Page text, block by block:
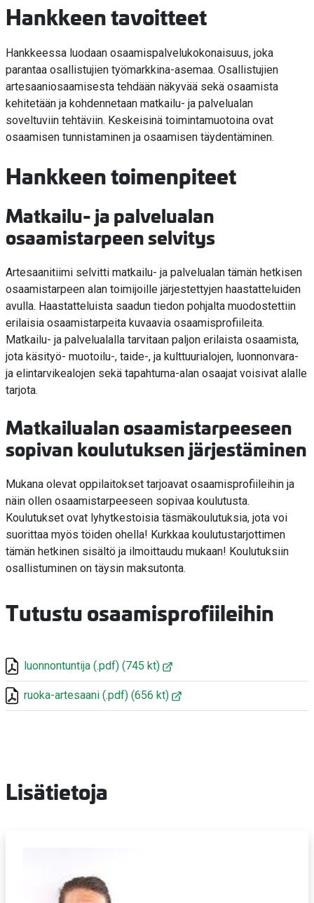
Hankkeen tavoitteet
Hankkeessa luodaan osaamispalvelukokonaisuus, joka
parantaa osallistujien työmarkkina-asemaa. Osallistujien
artesaaniosaamisesta tehdään näkyvää sekä osaamista
kehitetään ja kohdennetaan matkailu- ja palvelualan
soveltuviin tehtäviin. Keskeisinä toimintamuotoina ovat
osaamisen tunnistaminen ja osaamisen täydentäminen.
Hankkeen toimenpiteet
Matkailu- ja palvelualan
osaamistarpeen selvitys
Artesaanitiimi selvitti matkailu- ja palvelualan tämän hetkisen
osaamistarpeen alan toimijoille järjestettyjen haastatteluiden
avulla. Haastatteluista saadun tiedon pohjalta muodostettiin
erilaisia osaamistarpeita kuvaavia osaamisprofiileita.
Matkailu- ja palvelualalla tarvitaan paljon erilaista osaamista,
jota käsityö- muotoilu-, taide-, ja kulttuurialojen, luonnonvara-
ja elintarvikealojen sekä tapahtuma-alan osaajat voisivat alalle
tarjota.
Matkailualan osaamistarpeeseen
sopivan koulutuksen järjestäminen
Mukana olevat oppilaitokset tarjoavat osaamisprofiileihin ja
näin ollen osaamistarpeeseen sopivaa koulutusta.
Koulutukset ovat lyhytkestoisia täsmäkoulutuksia, jota voi
suorittaa myös töiden ohella! Kurkkaa koulutustarjottimen
tämän hetkinen sisältö ja ilmoittaudu mukaan! Koulutuksiin
osallistuminen on täysin maksutonta.
Tutustu osaamisprofiileihin
luonnontuntija (.pdf) (745 kt)
ruoka-artesaani (.pdf) (656 kt)
Lisätietoja